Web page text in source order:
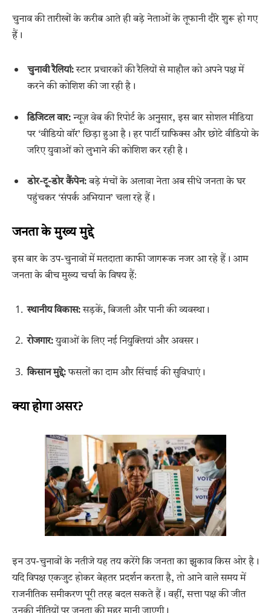
चुनाव की तारीखों के करीब आते ही बड़े नेताओं के तूफानी दौरे शुरू हो गए
हैं।
चुनावी रैलियां:स्टार प्रचारकों की रैलियों से माहौल को अपने पक्ष में
करने की कोशिश की जा रही है।
डिजिटल वार: न्यूज़ वेब की रिपोर्ट के अनुसार, इस बार सोशल मीडिया
पर ‘वीडियो वॉर’ छिड़ा हुआ है। हर पार्टी ग्राफिक्स और छोटे वीडियो के
जरिए युवाओं को लुभाने की कोशिश कर रही है।
डोर-टू-डोर कैंपेन:बड़े मंचों के अलावा नेता अब सीधे जनता के घर
पहुंचकर ‘संपर्क अभियान’ चला रहे हैं।
जनता के मुख्य मुद्दे
इस बार के उप-चुनावों में मतदाता काफी जागरूक नजर आ रहे हैं। आम
जनता के बीच मुख्य चर्चा के विषय हैं:
स्थानीय विकास:सड़कें, बिजली और पानी की व्यवस्था।
रोजगार:युवाओं के लिए नई नियुक्तियां और अवसर।
किसान मुद्दे:फसलों का दाम और सिंचाई की सुविधाएं।
क्या होगा असर?
इन उप-चुनावों के नतीजे यह तय करेंगे कि जनता का झुकाव किस ओर है।
यदि विपक्ष एकजुट होकर बेहतर प्रदर्शन करता है, तो आने वाले समय में
राजनीतिक समीकरण पूरी तरह बदल सकते हैं। वहीं, सत्ता पक्ष की जीत
उनकी नीतियों पर जनता की मुहर मानी जाएगी।